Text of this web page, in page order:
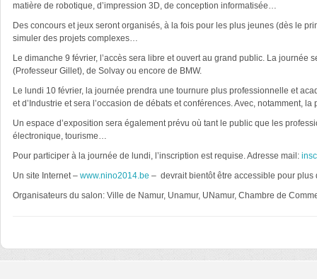
matière de robotique, d’impression 3D, de conception informatisée…
Des concours et jeux seront organisés, à la fois pour les plus jeunes (dès le
simuler des projets complexes…
Le dimanche 9 février, l’accès sera libre et ouvert au grand public. La
(Professeur Gillet), de Solvay ou encore de BMW.
Le lundi 10 février, la journée prendra une tournure plus professionnelle et
et d’Industrie et sera l’occasion de débats et conférences. Avec, notamment, la
Un espace d’exposition sera également prévu où tant le public que les
électronique, tourisme…
Pour participer à la journée de lundi, l’inscription est requise. Adresse mail:
Un site Internet – www.nino2014.be – devrait bientôt être accessible pour plus
Organisateurs du salon: Ville de Namur, Unamur, UNamur, Chambre de